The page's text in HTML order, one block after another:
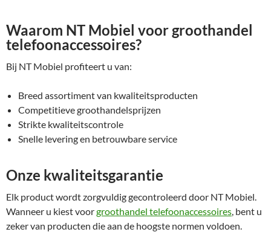
Waarom NT Mobiel voor groothandel
telefoonaccessoires?
Bij NT Mobiel profiteert u van:
Breed assortiment van kwaliteitsproducten
Competitieve groothandelsprijzen
Strikte kwaliteitscontrole
Snelle levering en betrouwbare service
Onze kwaliteitsgarantie
Elk product wordt zorgvuldig gecontroleerd door NT Mobiel.
Wanneer u kiest voorgroothandel telefoonaccessoires, bent u
zeker van producten die aan de hoogste normen voldoen.